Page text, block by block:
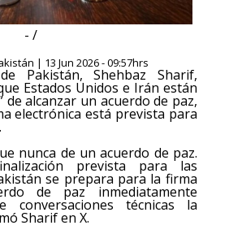
- /
| 13 Jun 2026 - 09:57hrs
Pakistán, Shehbaz Sharif,
Estados Unidos e Irán están
de alcanzar un acuerdo de paz,
electrónica está prevista para
nunca de un acuerdo de paz.
prevista para las
se prepara para la firma
de paz inmediatamente
conversaciones técnicas la
Sharif en X.